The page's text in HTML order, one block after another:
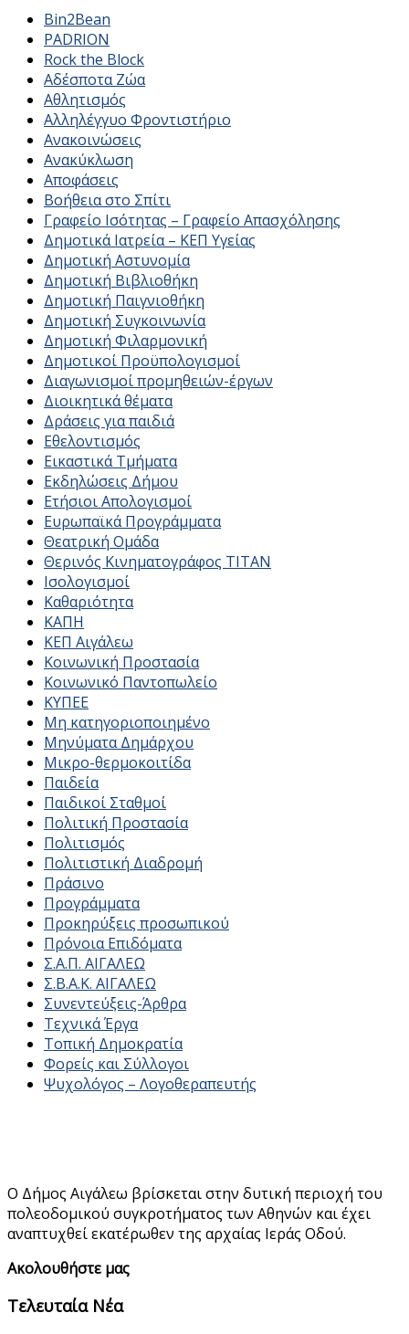
Bin2Bean
PADRION
Rock the Block
Αδέσποτα Ζώα
Αθλητισμός
Αλληλέγγυο Φροντιστήριο
Ανακοινώσεις
Ανακύκλωση
Αποφάσεις
Βοήθεια στο Σπίτι
Γραφείο Ισότητας – Γραφείο Απασχόλησης
Δημοτικά Ιατρεία – ΚΕΠ Υγείας
Δημοτική Αστυνομία
Δημοτική Βιβλιοθήκη
Δημοτική Παιγνιοθήκη
Δημοτική Συγκοινωνία
Δημοτική Φιλαρμονική
Δημοτικοί Προϋπολογισμοί
Διαγωνισμοί προμηθειών-έργων
Διοικητικά θέματα
Δράσεις για παιδιά
Εθελοντισμός
Εικαστικά Τμήματα
Εκδηλώσεις Δήμου
Ετήσιοι Απολογισμοί
Ευρωπαϊκά Προγράμματα
Θεατρική Ομάδα
Θερινός Κινηματογράφος ΤΙΤΑΝ
Ισολογισμοί
Καθαριότητα
ΚΑΠΗ
ΚΕΠ Αιγάλεω
Κοινωνική Προστασία
Κοινωνικό Παντοπωλείο
ΚΥΠΕΕ
Μη κατηγοριοποιημένο
Μηνύματα Δημάρχου
Μικρο-θερμοκοιτίδα
Παιδεία
Παιδικοί Σταθμοί
Πολιτική Προστασία
Πολιτισμός
Πολιτιστική Διαδρομή
Πράσινο
Προγράμματα
Προκηρύξεις προσωπικού
Πρόνοια Επιδόματα
Σ.Α.Π. ΑΙΓΑΛΕΩ
Σ.Β.Α.Κ. ΑΙΓΑΛΕΩ
Συνεντεύξεις-Άρθρα
Τεχνικά Έργα
Τοπική Δημοκρατία
Φορείς και Σύλλογοι
Ψυχολόγος – Λογοθεραπευτής
Ο Δήμος Αιγάλεω βρίσκεται στην δυτική περιοχή του
πολεοδομικού συγκροτήματος των Αθηνών και έχει
αναπτυχθεί εκατέρωθεν της αρχαίας Ιεράς Οδού.
Ακολουθήστε μας
Τελευταία Νέα